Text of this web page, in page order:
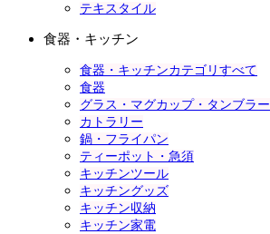
テキスタイル
食器・キッチン
食器・キッチンカテゴリすべて
食器
グラス・マグカップ・タンブラー
カトラリー
鍋・フライパン
ティーポット・急須
キッチンツール
キッチングッズ
キッチン収納
キッチン家電